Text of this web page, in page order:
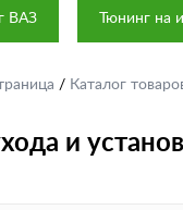
ВАЗ Тюнинг на
/ Каталог
и